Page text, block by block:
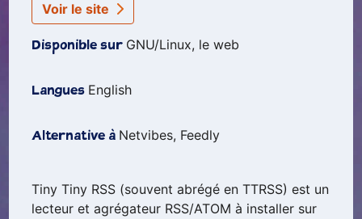
Voir le site
Disponible sur GNU/Linux, le web
Langues English
Alternative à Netvibes, Feedly
Tiny Tiny RSS (souvent abrégé en TTRSS) est un
lecteur et agrégateur RSS/ATOM à installer sur